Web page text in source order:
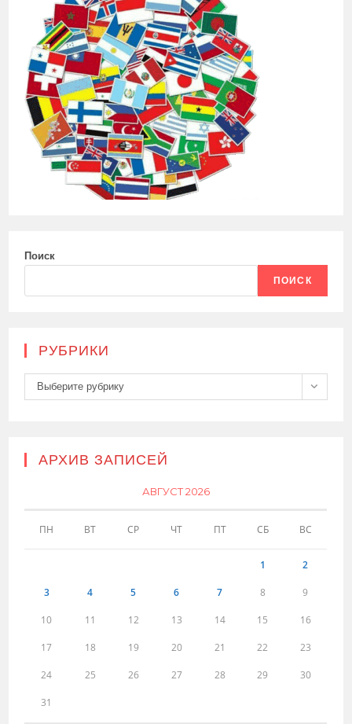
Поиск
ПОИСК
РУБРИКИ
Рубрики
Выберите рубрику
АРХИВ ЗАПИСЕЙ
АВГУСТ 2026
ПН ВТ СР ЧТ ПТ СБ ВС
1 2
3 4 5 6 7 8 9
10 11 12 13 14 15 16
17 18 19 20 21 22 23
24 25 26 27 28 29 30
31